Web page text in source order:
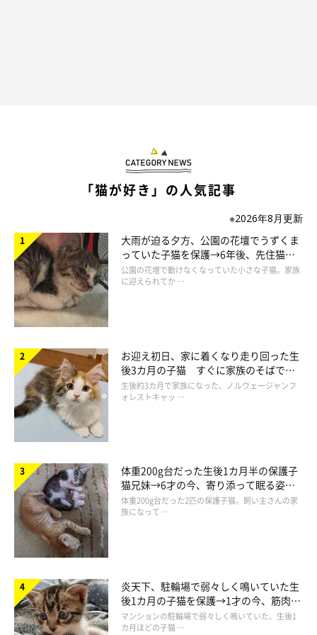
ったのか、くわしいお話を聞いてみました！
元保護猫だったむぎちゃんと飼い主さんの出
会いとは？
「猫が好き」の人気記事
※2026年8月更新
大雨が迫る夕方、公園の花壇でうずくま
っていた子猫を保護→6年後、先住猫
と“姉妹”のような関係に
公園の花壇で動けなくなっていた小さな子猫。家族
に迎えられてか …
お迎え初日、家に着くなり走り回った生
後3カ月の子猫 すぐに家族のそばで落
ち着く姿に「迎えてよかった」
生後約3カ月で家族になった、ノルウェージャンフ
ォレストキャッ …
体重200g台だった生後1カ月半の保護子
猫兄妹→6才の今、寄り添って眠る姿に
ほっこり！
体重200g台だった2匹の保護子猫。飼い主さんの家
族になって …
炎天下、駐輪場で弱々しく鳴いていた生
後1カ月の子猫を保護→1才の今、筋肉質
でツンデレなコに成長
マンションの駐輪場で弱々しく鳴いていた、生後1
カ月ほどの子猫 …